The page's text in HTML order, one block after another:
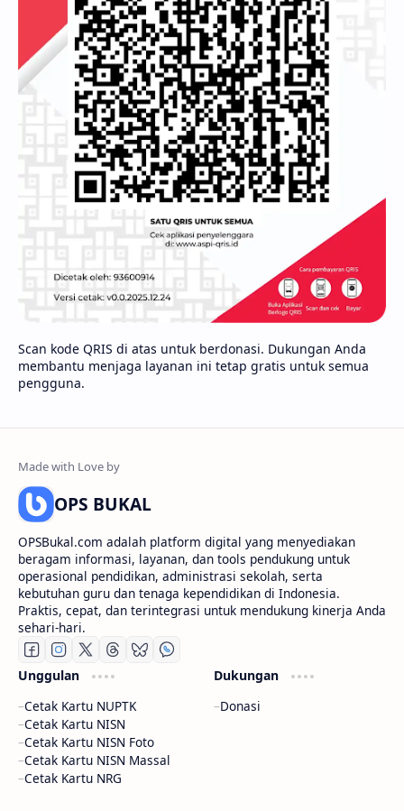
Scan kode QRIS di atas untuk berdonasi. Dukungan Anda
membantu menjaga layanan ini tetap gratis untuk semua
pengguna.
OPS BUKAL
OPSBukal.com adalah platform digital yang menyediakan
beragam informasi, layanan, dan tools pendukung untuk
operasional pendidikan, administrasi sekolah, serta
kebutuhan guru dan tenaga kependidikan di Indonesia.
Praktis, cepat, dan terintegrasi untuk mendukung kinerja Anda
sehari-hari.
Unggulan
Cetak Kartu NUPTK
Cetak Kartu NISN
Cetak Kartu NISN Foto
Cetak Kartu NISN Massal
Cetak Kartu NRG
Dukungan
Donasi